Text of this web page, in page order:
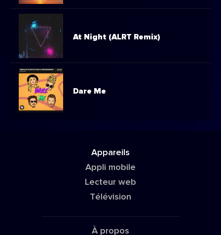
At Night (ALRT Remix)
Dare Me
Appareils
Appli mobile
Lecteur web
Télévision
À propos